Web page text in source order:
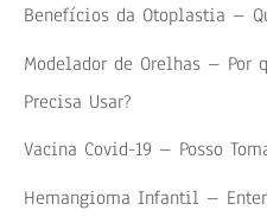
Benefícios da Otoplastia –
Modelador de Orelhas – Por
Precisa Usar?
Vacina Covid-19 – Posso
Hemangioma Infantil –